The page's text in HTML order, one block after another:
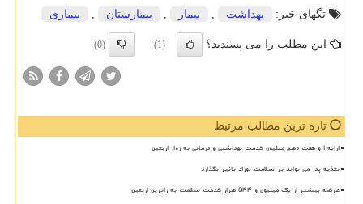
تگهای خبر:
بهداشت , بیمار , بیمارستان , بیماری
این مطلب را می پسندید؟ (1)
(0)
تازه ترین مطالب مرتبط
ارایه ۱ و هفت دهم میلیون خدمت بهداشتی و درمانی به زوار اربعین
تغذیه پدر می تواند بر سلامت نوزاد تاثیر بگذارد
عرضه بیشتر از یک میلیون و ۵۴۴ هزار خدمت سلامت به زائرین اربعین